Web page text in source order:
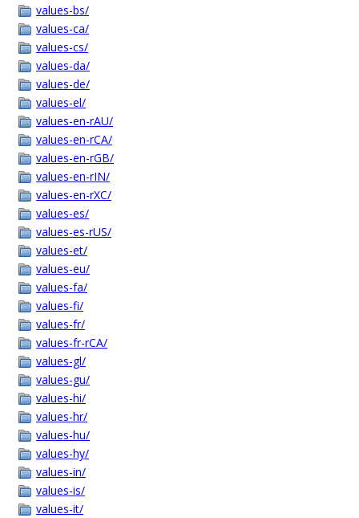
values-bs/
values-ca/
values-cs/
values-da/
values-de/
values-el/
values-en-rAU/
values-en-rCA/
values-en-rGB/
values-en-rIN/
values-en-rXC/
values-es/
values-es-rUS/
values-et/
values-eu/
values-fa/
values-fi/
values-fr/
values-fr-rCA/
values-gl/
values-gu/
values-hi/
values-hr/
values-hu/
values-hy/
values-in/
values-is/
values-it/